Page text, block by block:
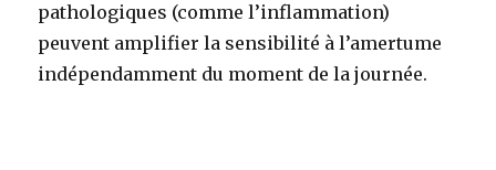
pathologiques (comme l’inflammation)
peuvent amplifier la sensibilité à l’amertume
indépendamment du moment de la journée.